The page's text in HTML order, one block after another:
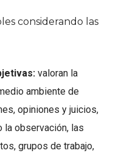
considerando las
valoran la
ambiente de
opiniones y juicios,
observación, las
grupos de trabajo,